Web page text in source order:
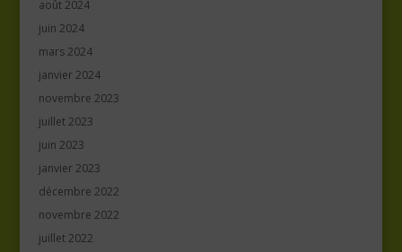
août 2024
juin 2024
mars 2024
janvier 2024
novembre 2023
juillet 2023
juin 2023
janvier 2023
décembre 2022
novembre 2022
juillet 2022